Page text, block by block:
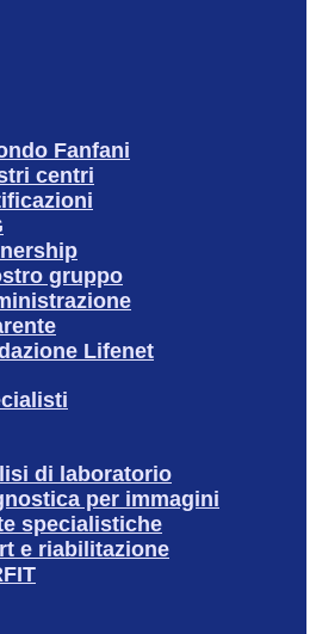
Fanfani
centri
gruppo
Lifenet
di laboratorio
per immagini
specialistiche
e riabilitazione